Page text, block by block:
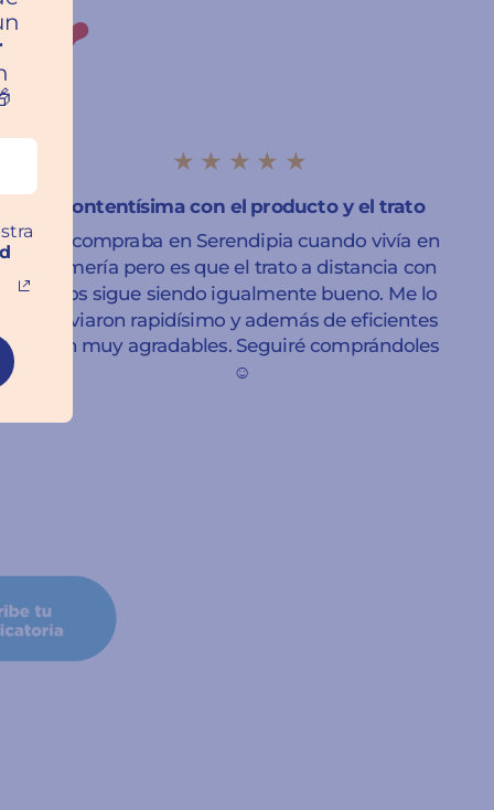
❤️
★★★★★
Contentísima con el producto y el trato
Ya compraba en Serendipia cuando vivía en
Almería pero es que el trato a distancia con
ellos sigue siendo igualmente bueno. Me lo
enviaron rapidísimo y además de eficientes
son muy agradables. Seguiré comprándoles
☺️